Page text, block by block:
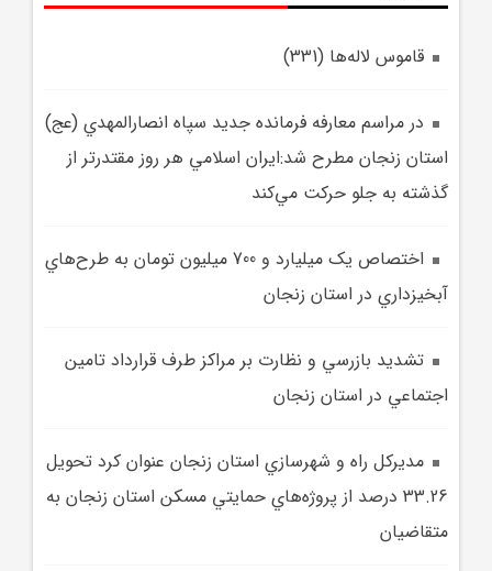
قاموس لاله‌ها (331)
در مراسم معارفه فرمانده جديد سپاه انصارالمهدي (عج)
استان زنجان مطرح شد:ايران اسلامي هر روز مقتدرتر از
گذشته به جلو حرکت مي‌کند
اختصاص يک ميليارد و 700 ميليون تومان به طرح‌هاي
آبخيزداري در استان زنجان
تشديد بازرسي و نظارت بر مراکز طرف قرارداد تامين
اجتماعي در استان زنجان
مديرکل راه و شهرسازي استان زنجان عنوان کرد تحويل
33.26 درصد از پروژه‌هاي حمايتي مسکن استان زنجان به
متقاضيان